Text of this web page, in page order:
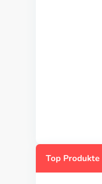
Top Produkte